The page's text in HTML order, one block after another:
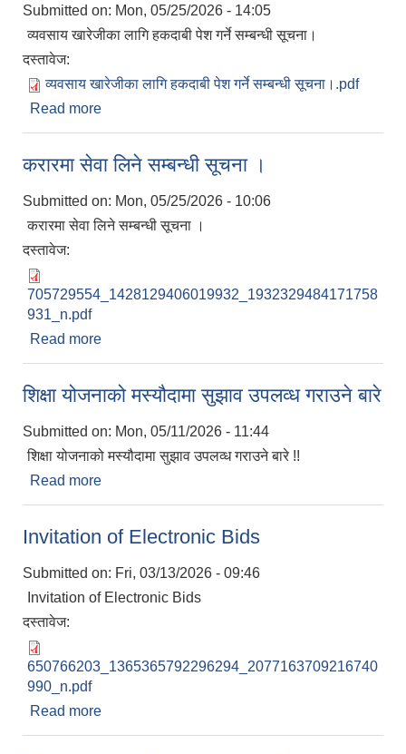
Submitted on: Mon, 05/25/2026 - 14:05
व्यवसाय खारेजीका लागि हकदाबी पेश गर्ने सम्बन्धी सूचना।
दस्तावेज:
व्यवसाय खारेजीका लागि हकदाबी पेश गर्ने सम्बन्धी सूचना।.pdf
Read more
करारमा सेवा लिने सम्बन्धी सूचना ।
Submitted on: Mon, 05/25/2026 - 10:06
करारमा सेवा लिने सम्बन्धी सूचना ।
दस्तावेज:
705729554_1428129406019932_1932329484171758
931_n.pdf
Read more
शिक्षा योजनाको मस्यौदामा सुझाव उपलव्ध गराउने बारे
Submitted on: Mon, 05/11/2026 - 11:44
शिक्षा योजनाको मस्यौदामा सुझाव उपलव्ध गराउने बारे !!
Read more
Invitation of Electronic Bids
Submitted on: Fri, 03/13/2026 - 09:46
Invitation of Electronic Bids
दस्तावेज:
650766203_1365365792296294_2077163709216740
990_n.pdf
Read more